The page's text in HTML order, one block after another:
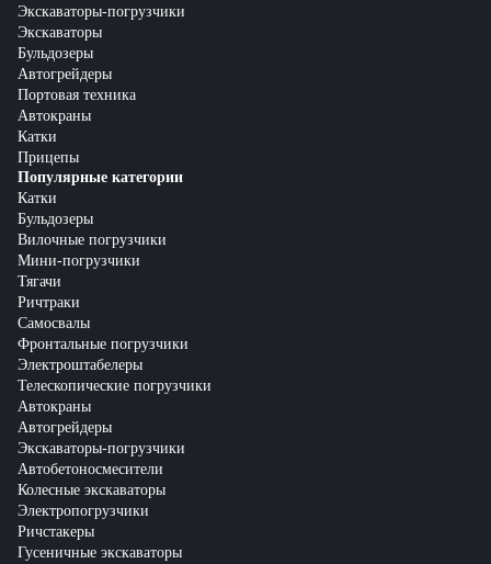
Экскаваторы-погрузчики
Экскаваторы
Бульдозеры
Автогрейдеры
Портовая техника
Автокраны
Катки
Прицепы
Популярные категории
Катки
Бульдозеры
Вилочные погрузчики
Мини-погрузчики
Тягачи
Ричтраки
Самосвалы
Фронтальные погрузчики
Электроштабелеры
Телескопические погрузчики
Автокраны
Автогрейдеры
Экскаваторы-погрузчики
Автобетоносмесители
Колесные экскаваторы
Электропогрузчики
Ричстакеры
Гусеничные экскаваторы